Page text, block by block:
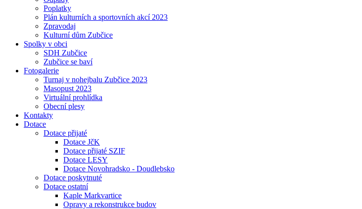
Poplatky
Plán kulturních a sportovních akcí 2023
Zpravodaj
Kulturní dům Zubčice
Spolky v obci
SDH Zubčice
Zubčice se baví
Fotogalerie
Turnaj v nohejbalu Zubčice 2023
Masopust 2023
Virtuální prohlídka
Obecní plesy
Kontakty
Dotace
Dotace přijaté
Dotace JčK
Dotace přijaté SZIF
Dotace LESY
Dotace Novohradsko - Doudlebsko
Dotace poskytnuté
Dotace ostatní
Kaple Markvartice
Opravy a rekonstrukce budov